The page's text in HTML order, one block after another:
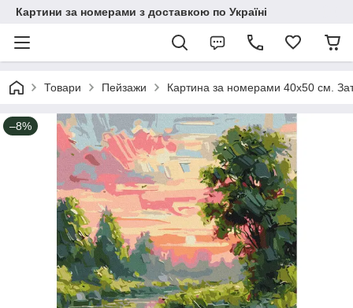
Картини за номерами з доставкою по Україні
Товари Пейзажи Картина за номерами 40х50 см.
–8%